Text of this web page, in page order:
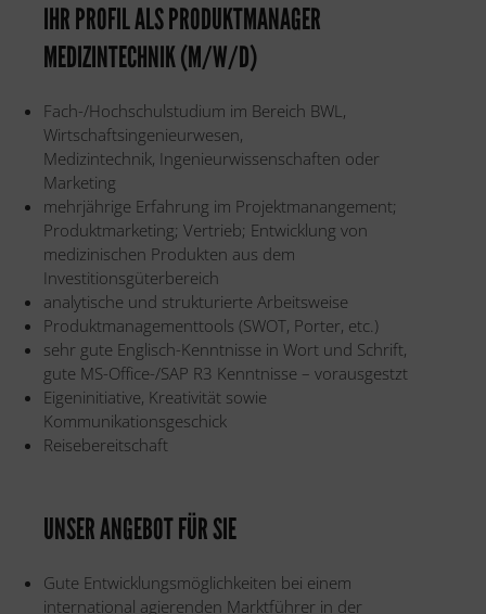
IHR PROFIL ALS PRODUKTMANAGER
MEDIZINTECHNIK (M/W/D)
Fach-/Hochschulstudium im Bereich BWL,
Wirtschaftsingenieurwesen,
Medizintechnik, Ingenieurwissenschaften oder
Marketing
mehrjährige Erfahrung im Projektmanangement;
Produktmarketing; Vertrieb; Entwicklung von
medizinischen Produkten aus dem
Investitionsgüterbereich
analytische und strukturierte Arbeitsweise
Produktmanagementtools (SWOT, Porter, etc.)
sehr gute Englisch-Kenntnisse in Wort und Schrift,
gute MS-Office-/SAP R3 Kenntnisse – vorausgestzt
Eigeninitiative, Kreativität sowie
Kommunikationsgeschick
Reisebereitschaft
UNSER ANGEBOT FÜR SIE
Gute Entwicklungsmöglichkeiten bei einem
international agierenden Marktführer in der